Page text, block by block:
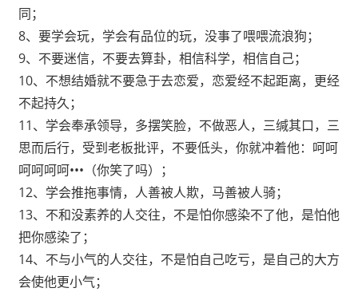
同；
8、要学会玩，学会有品位的玩，没事了喂喂流浪狗；
9、不要迷信，不要去算卦，相信科学，相信自己；
10、不想结婚就不要急于去恋爱，恋爱经不起距离，更经
不起持久；
11、学会奉承领导，多摆笑脸，不做恶人，三缄其口，三
思而后行，受到老板批评，不要低头，你就冲着他：呵呵
呵呵呵呵•••（你笑了吗）；
12、学会推拖事情，人善被人欺，马善被人骑；
13、不和没素养的人交往，不是怕你感染不了他，是怕他
把你感染了；
14、不与小气的人交往，不是怕自己吃亏，是自己的大方
会使他更小气；